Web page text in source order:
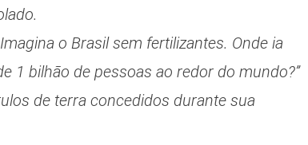
o Brasil sem fertilizantes. Onde ia
1 bilhão de pessoas ao redor do mundo?”
de terra concedidos durante sua